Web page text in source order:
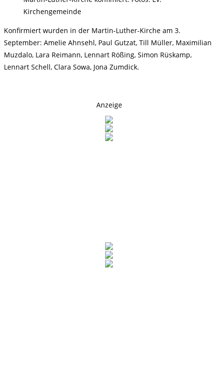
Kirchengemeinde
Konfirmiert wurden in der Martin-Luther-Kirche am 3.
September: Amelie Ahnsehl, Paul Gutzat, Till Müller, Maximilian
Muzdalo, Lara Reimann, Lennart Rößing, Simon Rüskamp,
Lennart Schell, Clara Sowa, Jona Zumdick.
Anzeige